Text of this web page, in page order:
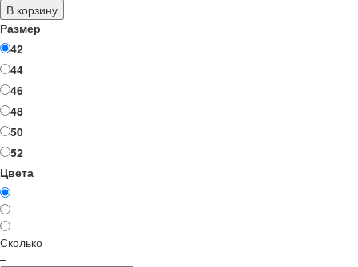
В корзину
Размер
42
44
46
48
50
52
Цвета
Сколько
–